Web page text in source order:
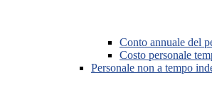
Conto annuale del
Costo personale
Personale non a tempo